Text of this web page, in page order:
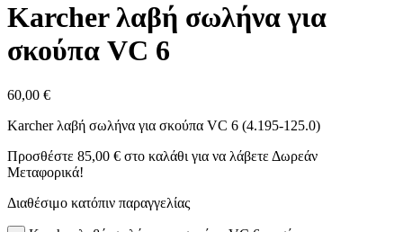
Karcher λαβή σωλήνα για
σκούπα VC 6
60,00 €
Karcher λαβή σωλήνα για σκούπα VC 6 (4.195-125.0)
Προσθέστε 85,00 € στο καλάθι για να λάβετε Δωρεάν
Μεταφορικά!
Διαθέσιμο κατόπιν παραγγελίας